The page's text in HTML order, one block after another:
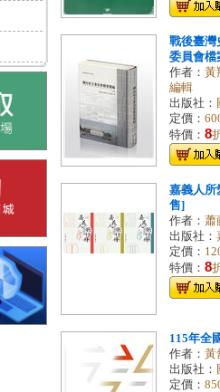
戰後臺灣
委員會檔
作者： 黃
編輯
出版社：
定價：
特價： 8
嘉義人所
售]
作者： 蕭
出版社：
定價：
特價： 8
115年全
作者： 黃
出版社：
定價：